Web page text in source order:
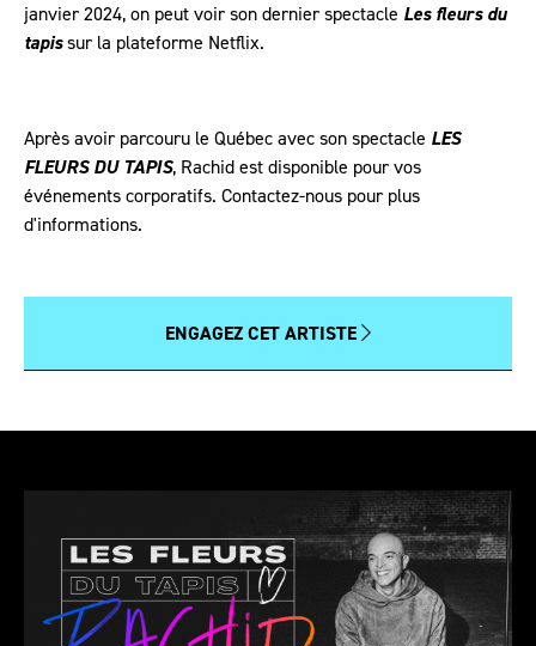
janvier 2024, on peut voir son dernier spectacle Les fleurs du
tapissur la plateforme Netflix.
Après avoir parcouru le Québec avec son spectacle LES
FLEURS DU TAPIS, Rachid est disponible pour vos
événements corporatifs. Contactez-nous pour plus
d'informations.
ENGAGEZ CET ARTISTE